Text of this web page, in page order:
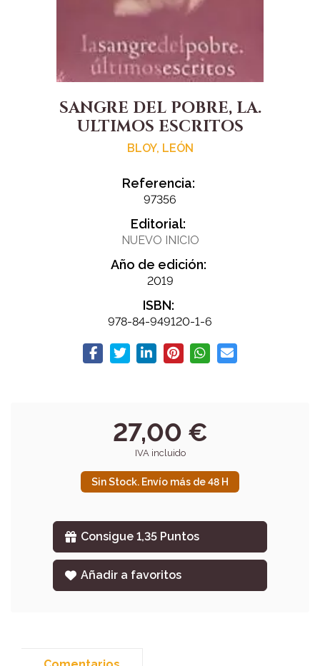
SANGRE DEL POBRE, LA.
ULTIMOS ESCRITOS
BLOY, LEÓN
Referencia:
97356
Editorial:
NUEVO INICIO
Año de edición:
2019
ISBN:
978-84-949120-1-6
27,00 €
IVA incluido
Sin Stock. Envío más de 48 H
Consigue 1,35 Puntos
Añadir a favoritos